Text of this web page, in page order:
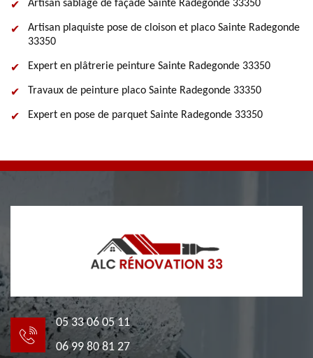
Artisan sablage de façade Sainte Radegonde 33350
Artisan plaquiste pose de cloison et placo Sainte Radegonde
33350
Expert en plâtrerie peinture Sainte Radegonde 33350
Travaux de peinture placo Sainte Radegonde 33350
Expert en pose de parquet Sainte Radegonde 33350
05 33 06 05 11
06 99 80 81 27